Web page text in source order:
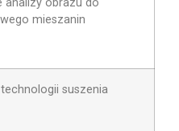
obrazu do
mieszanin
suszenia